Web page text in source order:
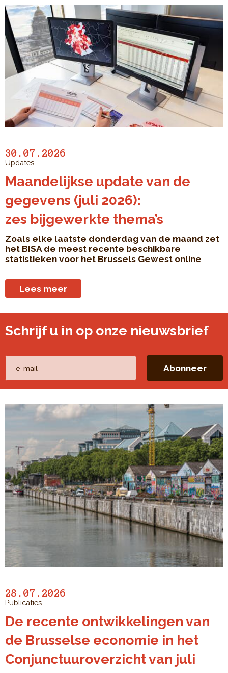
Schrijf u in op onze nieuwsbrief
30.07.2026
Updates
Maandelijkse update van de
gegevens (juli 2026):
zes bijgewerkte thema’s
Zoals elke laatste donderdag van de maand zet
het BISA de meest recente beschikbare
statistieken voor het Brussels Gewest online
Lees meer
28.07.2026
Publicaties
De recente ontwikkelingen van
de Brusselse economie in het
Conjunctuuroverzicht van juli